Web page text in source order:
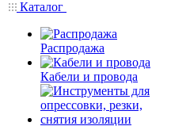
Каталог
Распродажа
Кабели и провода